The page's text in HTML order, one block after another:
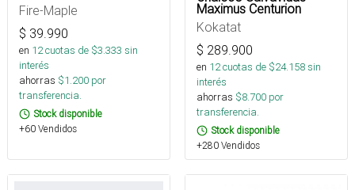
Fire-Maple
$ 39.990
en 12cuotas de $3.333 sin
interés
ahorras $1.200 por
transferencia.
Stock disponible
+60 Vendidos
Maximus Centurion
Kokatat
$ 289.900
en 12cuotas de $24.158sin
interés
ahorras $8.700 por
transferencia.
Stock disponible
+280 Vendidos